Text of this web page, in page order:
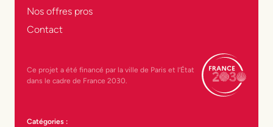
Nos offres pros
Contact
Ce projet a été financé par la ville de Paris et l’État
dans le cadre de France 2030.
Catégories :